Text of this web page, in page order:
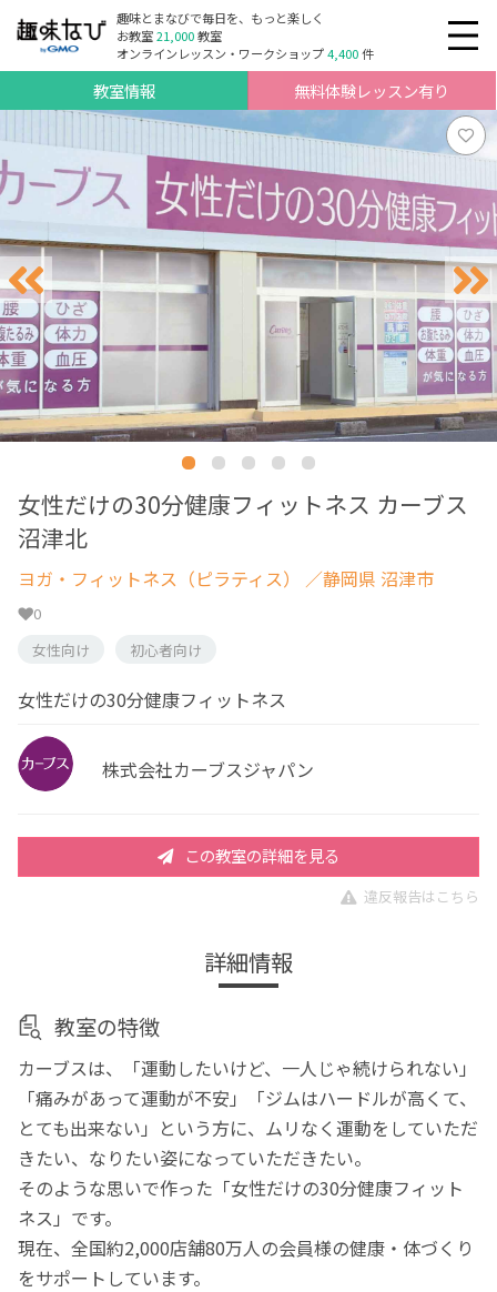
趣味とまなびで毎日を、もっと楽しく
お教室21,000教室
オンラインレッスン・ワークショップ4,400件
教室情報 無料体験レッスン有り
女性だけの30分健康フィットネス カーブス
沼津北
ヨガ・フィットネス（ピラティス） ／静岡県 沼津市
0
女性向け
初心者向け
女性だけの30分健康フィットネス
株式会社カーブスジャパン
この教室の詳細を見る
違反報告はこちら
詳細情報
教室の特徴
カーブスは、「運動したいけど、一人じゃ続けられない」
「痛みがあって運動が不安」「ジムはハードルが高くて、
とても出来ない」という方に、ムリなく運動をしていただ
きたい、なりたい姿になっていただきたい。
そのような思いで作った「女性だけの30分健康フィット
ネス」です。
現在、全国約2,000店舗80万人の会員様の健康・体づくり
をサポートしています。